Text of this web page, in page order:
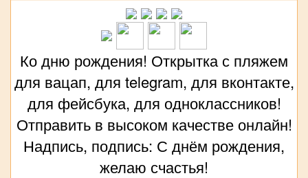
Ко дню рождения! Открытка с пляжем
для вацап, для telegram, для вконтакте,
для фейсбука, для одноклассников!
Отправить в высоком качестве онлайн!
Надпись, подпись: С днём рождения,
желаю счастья!